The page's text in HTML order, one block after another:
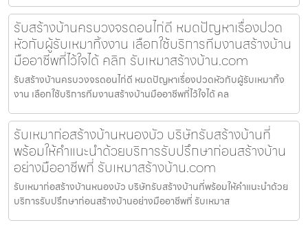
รับสร้างบ้านครบวงจรดอนไก่ดี หมดปัญหาเรื่องปวด
หัวกับผู้รับเหมาทิ้งงาน เลือกใช้บริการทีมงานสร้างบ้าน
มืออาชีพที่ไว้ใจได้ คลิก รับเหมาสร้างบ้าน.com
รับสร้างบ้านครบวงจรดอนไก่ดี หมดปัญหาเรื่องปวดหัวกับผู้รับเหมาทิ้ง
งาน เลือกใช้บริการทีมงานสร้างบ้านมืออาชีพที่ไว้ใจได้ คล
รับเหมาก่อสร้างบ้านหนองบัว บริษัทรับสร้างบ้านที่
พร้อมให้คำแนะนำด้วยบริการรับปรึกษาก่อนสร้างบ้าน
อย่างมืออาชีพที่ รับเหมาสร้างบ้าน.com
รับเหมาก่อสร้างบ้านหนองบัว บริษัทรับสร้างบ้านที่พร้อมให้คำแนะนำด้วย
บริการรับปรึกษาก่อนสร้างบ้านอย่างมืออาชีพที่ รับเหมาส